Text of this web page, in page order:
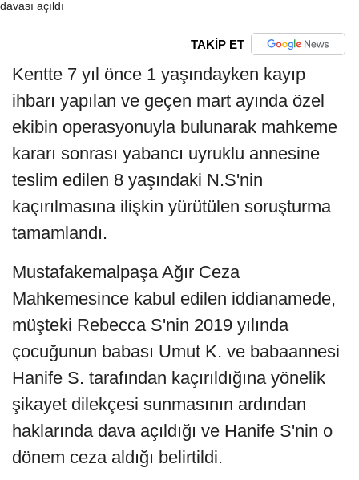
TAKİP ET
Kentte 7 yıl önce 1 yaşındayken kayıp
ihbarı yapılan ve geçen mart ayında özel
ekibin operasyonuyla bulunarak mahkeme
kararı sonrası yabancı uyruklu annesine
teslim edilen 8 yaşındaki N.S'nin
kaçırılmasına ilişkin yürütülen soruşturma
tamamlandı.
Mustafakemalpaşa Ağır Ceza
Mahkemesince kabul edilen iddianamede,
müşteki Rebecca S'nin 2019 yılında
çocuğunun babası Umut K. ve babaannesi
Hanife S. tarafından kaçırıldığına yönelik
şikayet dilekçesi sunmasının ardından
haklarında dava açıldığı ve Hanife S'nin o
dönem ceza aldığı belirtildi.